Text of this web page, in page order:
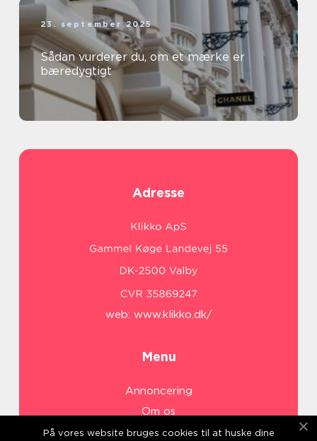
23. september 2025
Sådan vurderer du, om et mærke er
bæredygtigt
Adresse
web: www.klikko.dk/
Menu
Annoncering
Om os
Cookies
På vores website bruges cookies til at huske dine